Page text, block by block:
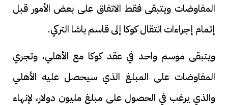
المفاوضات ويتبقى فقط الاتفاق على بعض الأمور قبل
إتمام إجراءات انتقال كوكا إلى قاسم باشا التركي.
ويتبقى موسم واحد في عقد كوكا مع الأهلي، وتجري
المفاوضات على المبلغ الذي سيحصل عليه الأهلي
والذي يرغب في الحصول على مبلغ مليون دولار، لإنهاء